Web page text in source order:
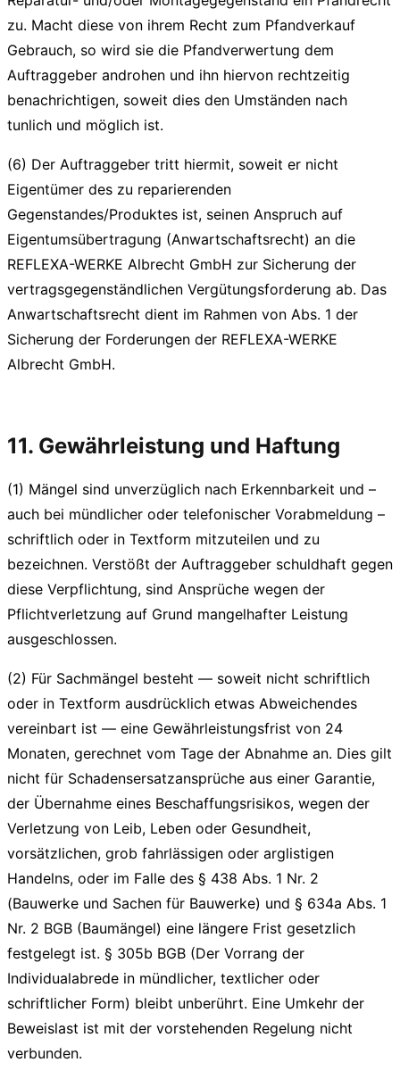
zu. Macht diese von ihrem Recht zum Pfandverkauf
Gebrauch, so wird sie die Pfandverwertung dem
Auftraggeber androhen und ihn hiervon rechtzeitig
benachrichtigen, soweit dies den Umständen nach
tunlich und möglich ist.
(6) Der Auftraggeber tritt hiermit, soweit er nicht
Eigentümer des zu reparierenden
Gegenstandes/Produktes ist, seinen Anspruch auf
Eigentumsübertragung (Anwartschaftsrecht) an die
REFLEXA-WERKE Albrecht GmbH zur Sicherung der
vertragsgegenständlichen Vergütungsforderung ab. Das
Anwartschaftsrecht dient im Rahmen von Abs. 1 der
Sicherung der Forderungen der REFLEXA-WERKE
Albrecht GmbH.
11. Gewährleistung und Haftung
(1) Mängel sind unverzüglich nach Erkennbarkeit und –
auch bei mündlicher oder telefonischer Vorabmeldung –
schriftlich oder in Textform mitzuteilen und zu
bezeichnen. Verstößt der Auftraggeber schuldhaft gegen
diese Verpflichtung, sind Ansprüche wegen der
Pflichtverletzung auf Grund mangelhafter Leistung
ausgeschlossen.
(2) Für Sachmängel besteht — soweit nicht schriftlich
oder in Textform ausdrücklich etwas Abweichendes
vereinbart ist — eine Gewährleistungsfrist von 24
Monaten, gerechnet vom Tage der Abnahme an. Dies gilt
nicht für Schadensersatzansprüche aus einer Garantie,
der Übernahme eines Beschaffungsrisikos, wegen der
Verletzung von Leib, Leben oder Gesundheit,
vorsätzlichen, grob fahrlässigen oder arglistigen
Handelns, oder im Falle des § 438 Abs. 1 Nr. 2
(Bauwerke und Sachen für Bauwerke) und § 634a Abs. 1
Nr. 2 BGB (Baumängel) eine längere Frist gesetzlich
festgelegt ist. § 305b BGB (Der Vorrang der
Individualabrede in mündlicher, textlicher oder
schriftlicher Form) bleibt unberührt. Eine Umkehr der
Beweislast ist mit der vorstehenden Regelung nicht
verbunden.